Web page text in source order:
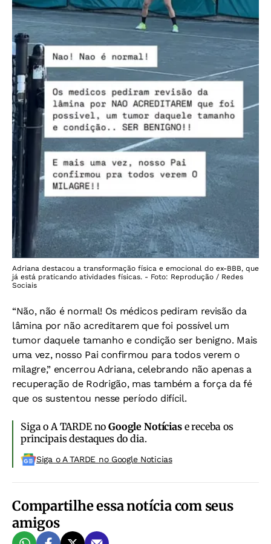
Adriana destacou a transformação física e emocional do ex-BBB, que
já está praticando atividades físicas. - Foto: Reprodução / Redes
Sociais
“Não, não é normal! Os médicos pediram revisão da
lâmina por não acreditarem que foi possível um
tumor daquele tamanho e condição ser benigno. Mais
uma vez, nosso Pai confirmou para todos verem o
milagre,” encerrou Adriana, celebrando não apenas a
recuperação de Rodrigão, mas também a força da fé
que os sustentou nesse período difícil.
Siga o A TARDE noGoogle Notíciase receba os
principais destaques do dia.
Siga o A TARDE no Google Noticias
Compartilhe essa notícia com seus
amigos